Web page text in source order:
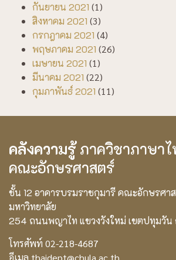
กันยายน 2021 (1)
สิงหาคม 2021 (3)
กรกฎาคม 2021 (4)
พฤษภาคม 2021 (26)
เมษายน 2021 (1)
มีนาคม 2021 (22)
กุมภาพันธ์ 2021 (11)
คลังความรู้ภาควิชาภาษาไ
คณะอักษรศาสตร์
ชั้น 12 อาคารบรมราชกุมารี คณะอักษรศ
มหาวิทยาลัย
254 ถนนพญาไท แขวงวังใหม่ เขตปทุมวัน
โทรศัพท์ 02-218-4687
อีเมล thaidept@chula.ac.th